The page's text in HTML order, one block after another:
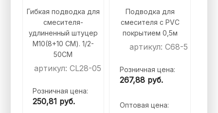
Гибкая подводка для
смесителя-
удлиненный штуцер
М10(8+10 СМ). 1/2-
50СМ
артикул: CL28-05
Розничная цена:
250,81 руб.
Подводка для
смесителя с PVC
покрытием 0,5м
артикул: C68-5
Розничная цена:
267,88 руб.
Оптовая цена: